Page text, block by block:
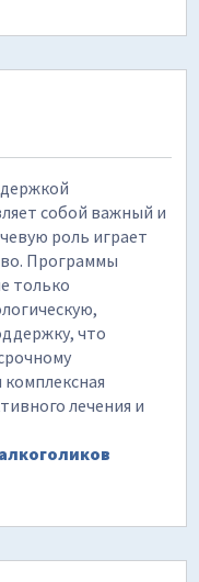
собой важный и
роль играет
Программы
только
что
лечения и